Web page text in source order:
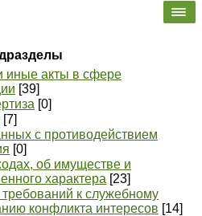
иные акты в сфере
[39]
[0]
[7]
с противодействием
[0]
об имуществе и
характера [23]
к служебному
конфликта интересов [14]